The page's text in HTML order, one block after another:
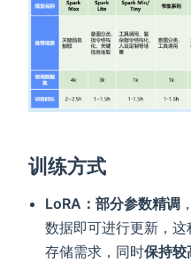
训练方式
LoRA：部分参数精调
数据即可进行更新，
存储需求，同时保持较